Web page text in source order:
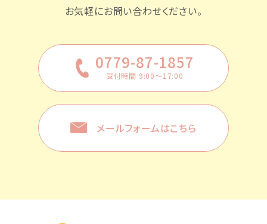
お気軽にお問い合わせください。
0779-87-1857
受付時間 9:00〜17:00
メールフォームはこちら